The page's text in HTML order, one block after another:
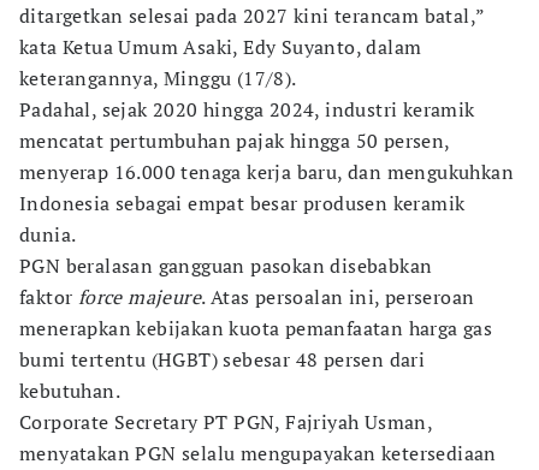
ditargetkan selesai pada 2027 kini terancam batal,”
kata Ketua Umum Asaki, Edy Suyanto, dalam
keterangannya, Minggu (17/8).
Padahal, sejak 2020 hingga 2024, industri keramik
mencatat pertumbuhan pajak hingga 50 persen,
menyerap 16.000 tenaga kerja baru, dan mengukuhkan
Indonesia sebagai empat besar produsen keramik
dunia.
PGN beralasan gangguan pasokan disebabkan
faktor force majeure. Atas persoalan ini, perseroan
menerapkan kebijakan kuota pemanfaatan harga gas
bumi tertentu (HGBT) sebesar 48 persen dari
kebutuhan.
Corporate Secretary PT PGN, Fajriyah Usman,
menyatakan PGN selalu mengupayakan ketersediaan